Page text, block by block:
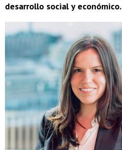
desarrollo social y económico.